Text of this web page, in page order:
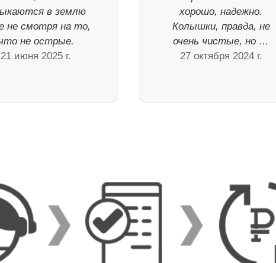
в землю
не смотря на то,
не острые.
21 июня 2025 г.
хорошо, надежно.
Колышки, правда, не
очень чистые, но …
27 октября 2024 г.